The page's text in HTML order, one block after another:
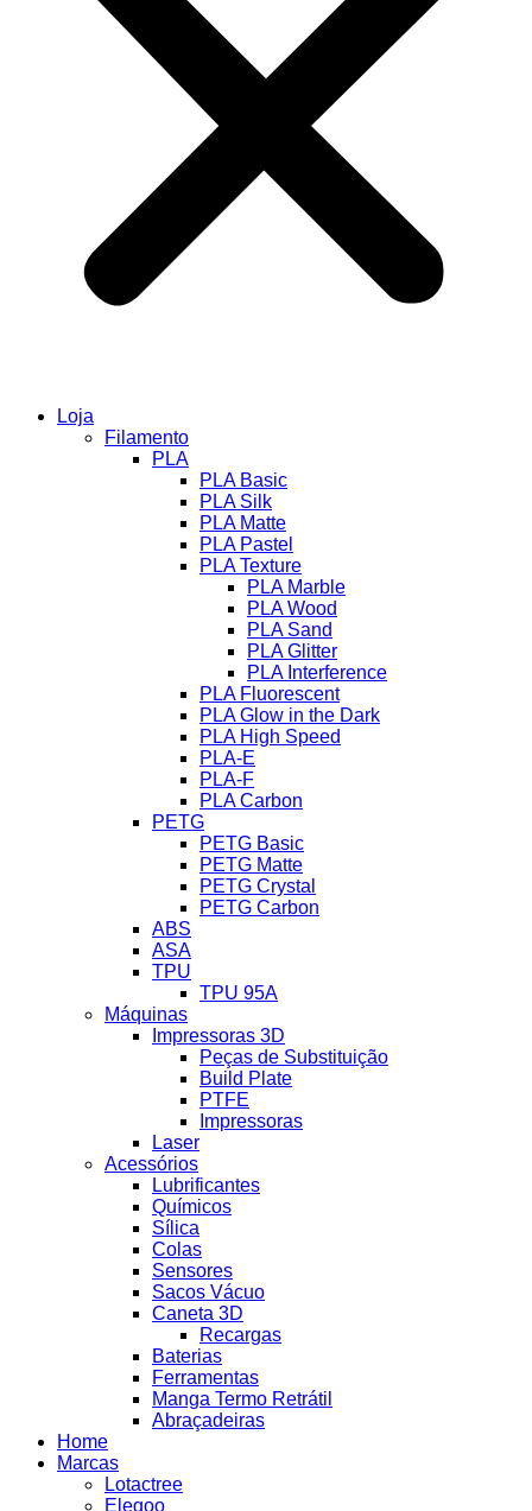
Loja
Filamento
PLA
PLA Basic
PLA Silk
PLA Matte
PLA Pastel
PLA Texture
PLA Marble
PLA Wood
PLA Sand
PLA Glitter
PLA Interference
PLA Fluorescent
PLA Glow in the Dark
PLA High Speed
PLA-E
PLA-F
PLA Carbon
PETG
PETG Basic
PETG Matte
PETG Crystal
PETG Carbon
ABS
ASA
TPU
TPU 95A
Máquinas
Impressoras 3D
Peças de Substituição
Build Plate
PTFE
Impressoras
Laser
Acessórios
Lubrificantes
Químicos
Sílica
Colas
Sensores
Sacos Vácuo
Caneta 3D
Recargas
Baterias
Ferramentas
Manga Termo Retrátil
Abraçadeiras
Home
Marcas
Lotactree
Elegoo